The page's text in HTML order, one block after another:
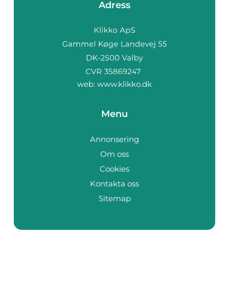
Adress
web: www.klikko.dk
Menu
Annonsering
Om oss
Cookies
Kontakta oss
Sitemap